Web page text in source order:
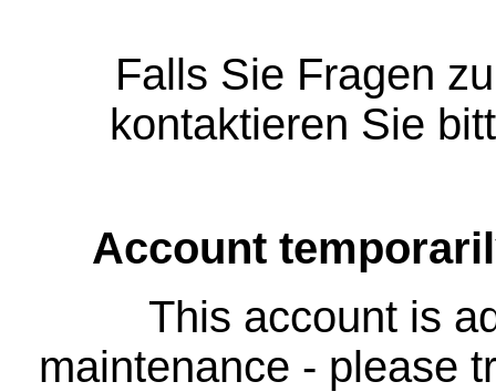
Falls Sie Fragen
kontaktieren Sie
Account
This account is
maintenance - please